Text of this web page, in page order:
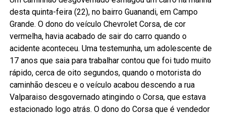
desta quinta-feira (22), no bairro Guanandi, em Campo
Grande. O dono do veículo Chevrolet Corsa, de cor
vermelha, havia acabado de sair do carro quando o
acidente aconteceu. Uma testemunha, um adolescente de
17 anos que saia para trabalhar contou que foi tudo muito
rápido, cerca de oito segundos, quando o motorista do
caminhão desceu e o veículo acabou descendo a rua
Valparaiso desgovernado atingindo o Corsa, que estava
estacionado logo atrás. O dono do Corsa que é vendedor